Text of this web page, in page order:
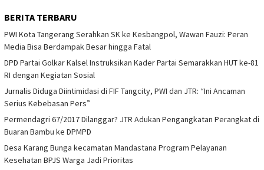
BERITA TERBARU
PWI Kota Tangerang Serahkan SK ke Kesbangpol, Wawan Fauzi: Peran
Media Bisa Berdampak Besar hingga Fatal
DPD Partai Golkar Kalsel Instruksikan Kader Partai Semarakkan HUT ke-81
RI dengan Kegiatan Sosial
Jurnalis Diduga Diintimidasi di FIF Tangcity, PWI dan JTR: “Ini Ancaman
Serius Kebebasan Pers”
Permendagri 67/2017 Dilanggar? JTR Adukan Pengangkatan Perangkat di
Buaran Bambu ke DPMPD
Desa Karang Bunga kecamatan Mandastana Program Pelayanan
Kesehatan BPJS Warga Jadi Prioritas